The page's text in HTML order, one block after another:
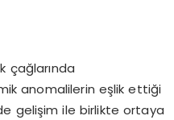
çağlarında
anomalilerin eşlik ettiği
gelişim ile birlikte ortaya